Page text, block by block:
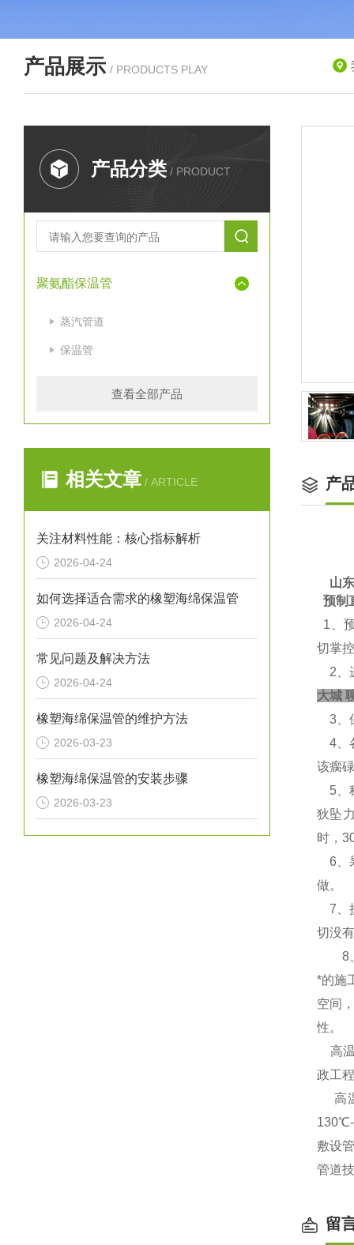
产品展示 / PRODUCTS PLAY
产品分类 / PRODUCT
聚氨酯保温管
蒸汽管道
保温管
查看全部产品
相关文章 / ARTICLE
关注材料性能：核心指标解析
2026-04-24
如何选择适合需求的橡塑海绵保温管
2026-04-24
常见问题及解决方法
2026-04-24
橡塑海绵保温管的维护方法
2026-03-23
橡塑海绵保温管的安装步骤
2026-03-23
产
预制
1、
切掌
2、
大城
3、
4、
该瘸
5、
狄坠
时，
6、
做。
7、
切没
8、
*的施
空间
性。
高温
政工
高
130℃-
敷设
管道
留